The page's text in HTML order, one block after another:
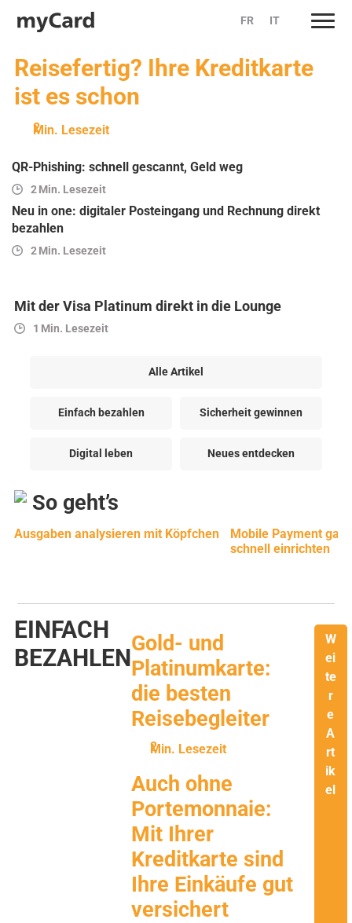
content
FR IT
Reisefertig? Ihre Kreditkarte
ist es schon
Min. Lesezeit
QR-Phishing: schnell gescannt, Geld weg
Min. Lesezeit
Neu in one: digitaler Posteingang und Rechnung direkt
bezahlen
Min. Lesezeit
Mit der Visa Platinum direkt in die Lounge
Min. Lesezeit
Alle Artikel
Einfach bezahlen Sicherheit gewinnen
Digital leben Neues entdecken
So geht’s
Ausgaben analysieren mit Köpfchen
Mobile Payment
schnell einrichten
EINFACH
BEZAHLEN
Gold- und
Platinumkarte:
die besten
Reisebegleiter
Min. Lesezeit
Auch ohne
Portemonnaie:
Mit Ihrer
Kreditkarte sind
Ihre Einkäufe gut
versichert
W
ei
te
r
e
A
rt
ik
el